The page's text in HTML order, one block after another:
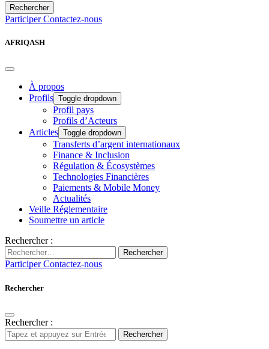
Rechercher
ParticiperContactez-nous
AFRIQASH
À propos
Profils Toggle dropdown
Profil pays
Profils d’Acteurs
Articles Toggle dropdown
Transferts d’argent internationaux
Finance & Inclusion
Régulation & Écosystèmes
Technologies Financières
Paiements & Mobile Money
Actualités
Veille Réglementaire
Soumettre un article
Rechercher :
Rechercher
ParticiperContactez-nous
Rechercher
Rechercher :
Rechercher